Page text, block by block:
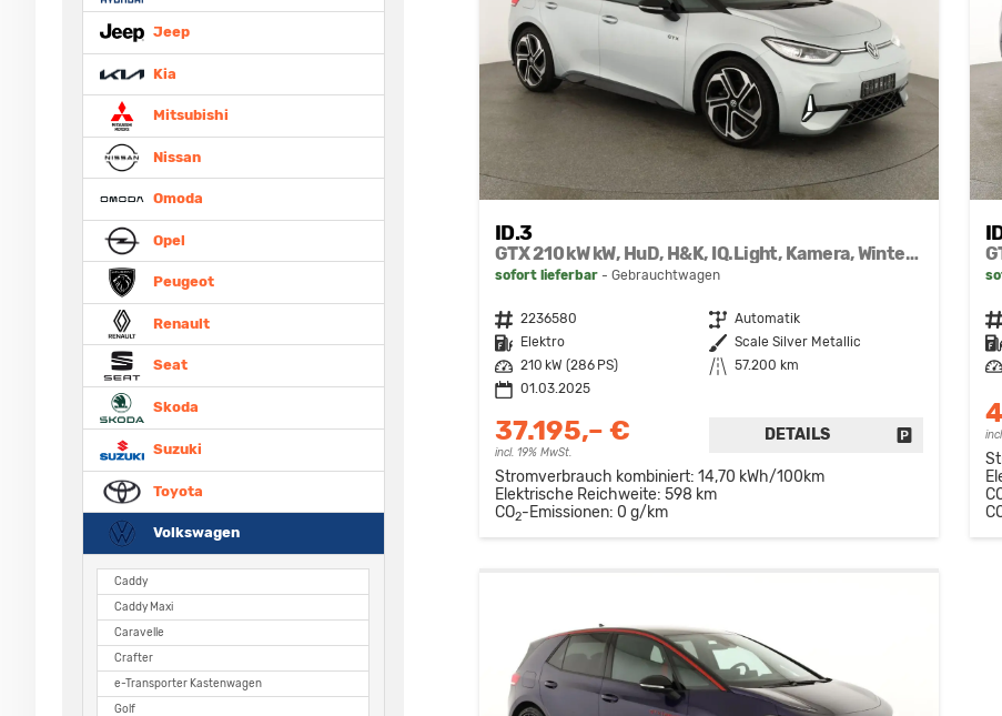
ID.3
GTX 210 kW kW, HuD, H&K, IQ.Light, Kamera, Winter, 20-Zoll
sofort lieferbar Gebrauchtwagen
Fahrzeugnr. 2236580 Getriebe Automatik
Kraftstoff
Elektro Außenfarbe Scale Silver Metallic
Leistung
210 kW (286 PS) Kilometerstand
57.200 km
01.03.2025
37.195,– €
incl. 19% MwSt.
DETAILS FAHRZEUG
Stromverbrauch kombiniert: 14,70 kWh/100km
Elektrische Reichweite: 598 km
CO2-Emissionen: 0 g/km
Fahrzeugnr.
Kraftstoff
Leistung
Jeep
Kia
Mitsubishi
Nissan
Omoda
Opel
Peugeot
Renault
Seat
Skoda
Suzuki
Toyota
Volkswagen
Caddy
Caddy Maxi
Caravelle
Crafter
e-Transporter Kastenwagen
Golf